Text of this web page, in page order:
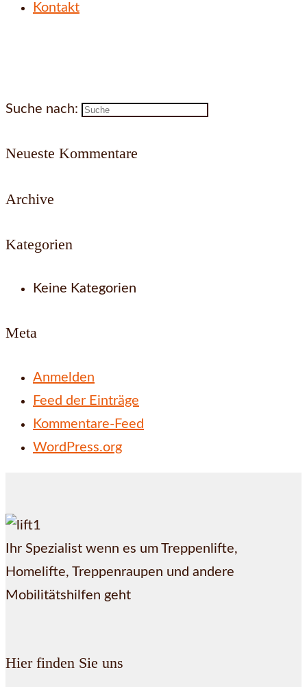
Kontakt
Suche nach:
Neueste Kommentare
Archive
Kategorien
Keine Kategorien
Meta
Anmelden
Feed der Einträge
Kommentare-Feed
WordPress.org
Ihr Spezialist wenn es um Treppenlifte,
Homelifte, Treppenraupen und andere
Mobilitätshilfen geht
Hier finden Sie uns